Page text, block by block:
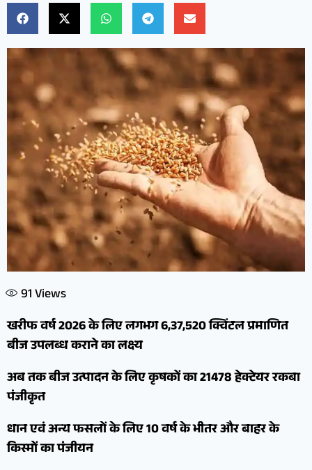
91Views
खरीफ वर्ष 2026 के लिए लगभग 6,37,520 क्विंटल प्रमाणित
बीज उपलब्ध कराने का लक्ष्य
अब तक बीज उत्पादन के लिए कृषकों का 21478 हेक्टेयर रकबा
पंजीकृत
धान एवं अन्य फसलों के लिए 10 वर्ष के भीतर और बाहर के
किस्मों का पंजीयन